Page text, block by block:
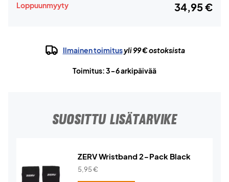
Loppuunmyyty 34,95 €
Ilmainen toimitusyli 99 € ostoksista
Toimitus: 3-6 arkipäivää
SUOSITTU LISÄTARVIKE
ZERV Wristband 2-Pack Black
5,95€